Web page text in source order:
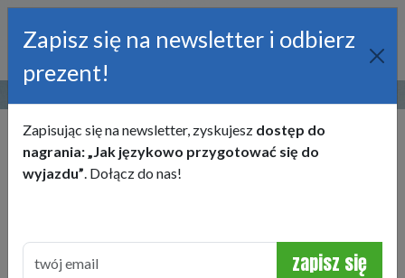
22 245 50 00
KRAJ
Zapisz się na newsletter i odbierz
prezent!
Zapisując się na newsletter, zyskujesz dostęp do
nagrania: „Jak językowo przygotować się do
wyjazdu”. Dołącz do nas!
zapisz się